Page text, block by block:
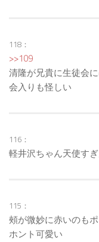
118：
>>109
清隆が兄貴に生徒会
会入りも怪しい
116：
軽井沢ちゃん天使すぎ
115：
頰が微妙に赤いのも
ホント可愛い